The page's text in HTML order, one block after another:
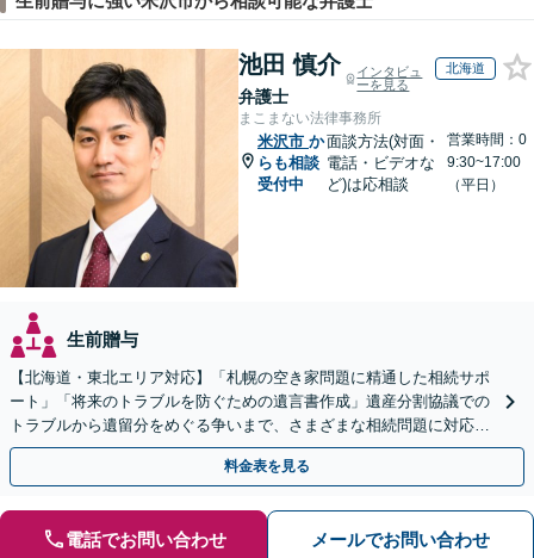
池田 慎介
弁護士
インタビュ
ーを見る
北海道
まこまない法律事務所
米沢市 か
らも相談
受付中
面談方法(対面・
電話・ビデオな
ど)は応相談
営業時間：0
9:30~17:00
（平日）
生前贈与
【北海道・東北エリア対応】「札幌の空き家問題に精通した相続サポ
ート」「将来のトラブルを防ぐための遺言書作成」遺産分割協議での
トラブルから遺留分をめぐる争いまで、さまざまな相続問題に対応し
ています「アクセス良好・WEB面談対応で安心の相談」
料金表を見る
電話でお問い合わせ メールでお問い合わせ